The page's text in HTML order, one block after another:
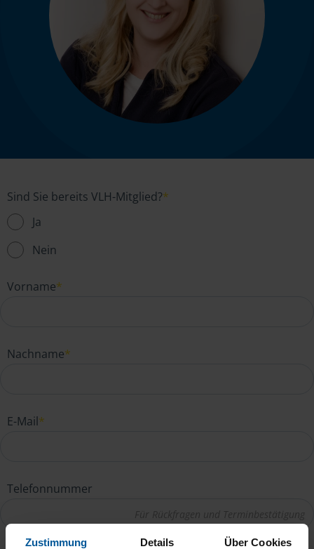
Zustimmung Details Über Cookies
Sind Sie bereits VLH-Mitglied?*
Ja
Nein
Vorname*
Nachname*
E-Mail*
Telefonnummer